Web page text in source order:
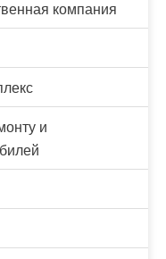
компания
и